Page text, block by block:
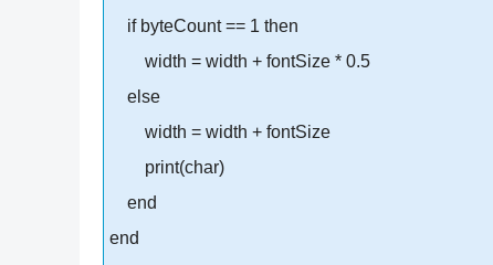
if byteCount == 1 then
width = width + fontSize * 0.5
else
width = width + fontSize
print(char)
end
end